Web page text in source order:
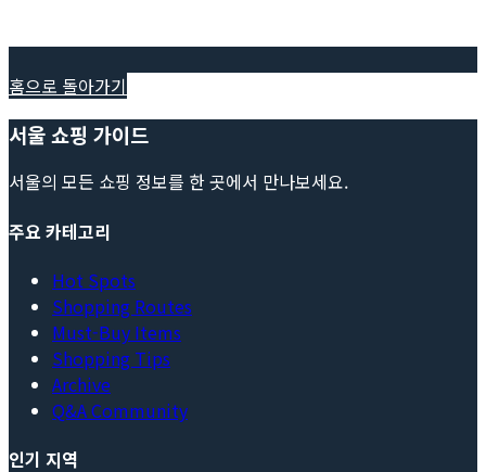
홈으로 돌아가기
서울 쇼핑 가이드
서울의 모든 쇼핑 정보를 한 곳에서 만나보세요.
주요 카테고리
Hot Spots
Shopping Routes
Must-Buy Items
Shopping Tips
Archive
Q&A Community
인기 지역